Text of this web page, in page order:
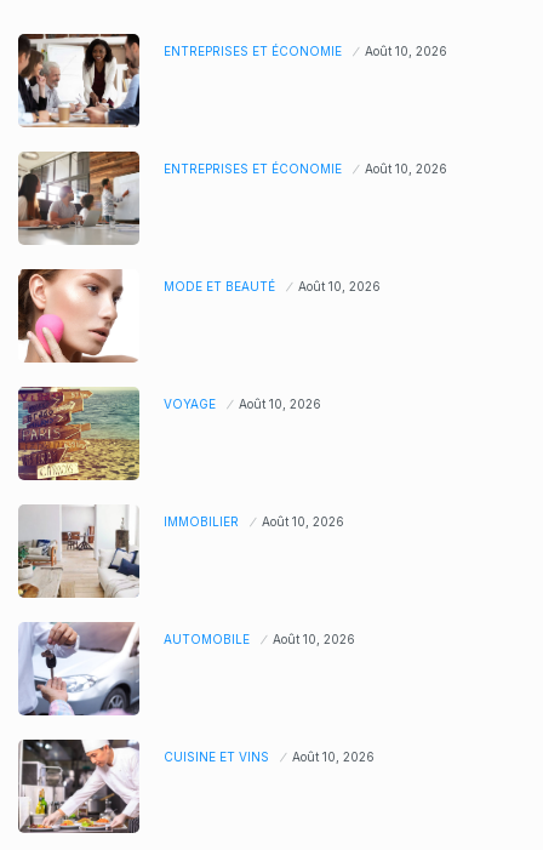
ENTREPRISES ET ÉCONOMIE Août 10, 2026
ENTREPRISES ET ÉCONOMIE Août 10, 2026
MODE ET BEAUTÉ Août 10, 2026
VOYAGE Août 10, 2026
IMMOBILIER Août 10, 2026
AUTOMOBILE Août 10, 2026
CUISINE ET VINS Août 10, 2026